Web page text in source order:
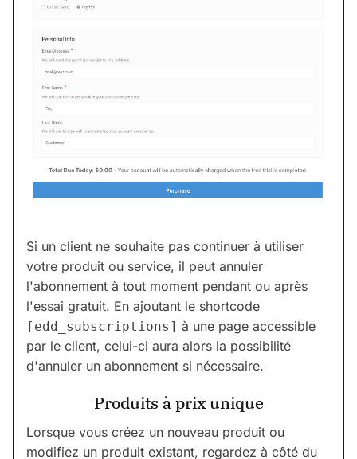
Si un client ne souhaite pas continuer à utiliser
votre produit ou service, il peut annuler
l'abonnement à tout moment pendant ou après
l'essai gratuit. En ajoutant le shortcode
[edd_subscriptions] à une page accessible
par le client, celui-ci aura alors la possibilité
d'annuler un abonnement si nécessaire.
Produits à prix unique
Lorsque vous créez un nouveau produit ou
modifiez un produit existant, regardez à côté du